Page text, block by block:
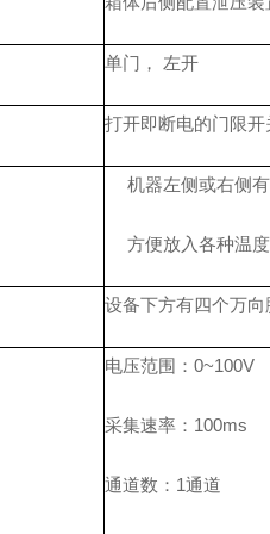
单门， 左开
打开即断电的门限开
机器左侧或右侧
方便放入各种温度
设备下方有四个万向
电压范围： 0~100V
采集速率： 100ms
通道数： 1通道